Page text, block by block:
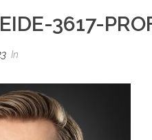
3617-
In